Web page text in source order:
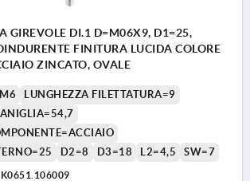
GIREVOLE DI.1 D=M06X9, D1=25,
FINITURA LUCIDA COLORE
ZINCATO, OVALE
LUNGHEZZA FILETTATURA=9
D2=8 D3=18 L2=4,5 SW=7
K0651.106009